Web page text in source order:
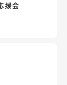
援会